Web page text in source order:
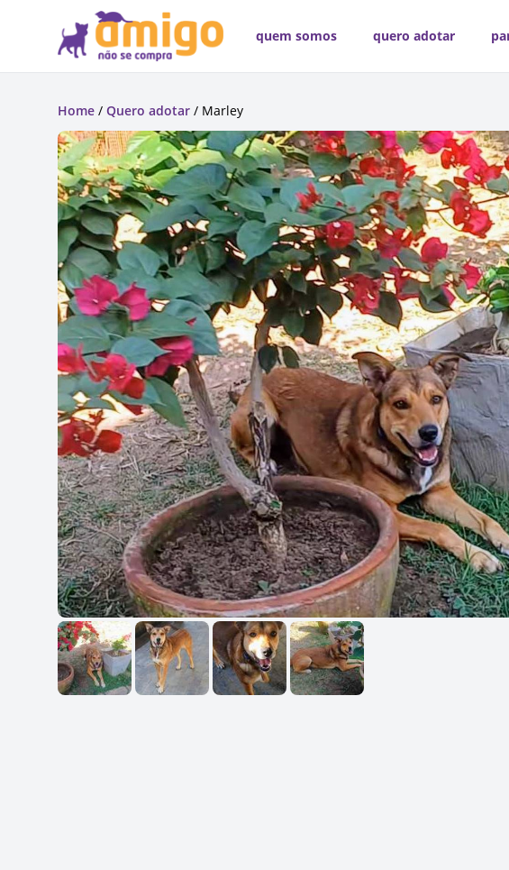
quem somos quero adotar
Home / Quero adotar / Marley